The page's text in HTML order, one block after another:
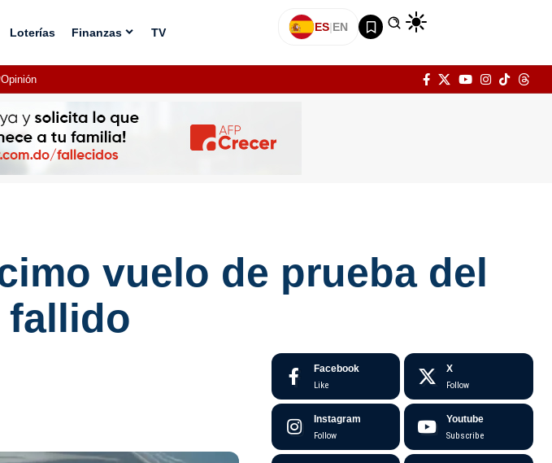
Loterías Finanzas TV ES|EN
Opinión
vuelo de prueba del
fallido
Facebook
Like
X
Follow
Instagram
Follow
Youtube
Subscribe